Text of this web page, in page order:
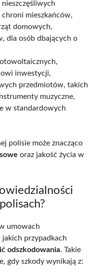
mieszkańców,
domowych,
dla osób dbających o
inwestycji,
przedmiotów, takich
muzyczne,
w standardowych
polisie może znacząco
oraz jakość życia w
umowach
przypadkach
odszkodowania. Takie
gdy szkody wynikają z: